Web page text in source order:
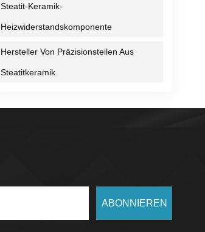
Steatit-Keramik-
Heizwiderstandskomponente
Hersteller Von Präzisionsteilen Aus
Steatitkeramik
ABONNIEREN